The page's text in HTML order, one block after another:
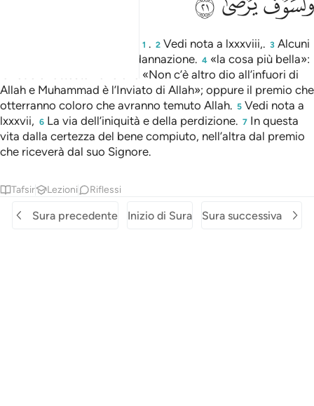
وَلَسَوْفَ يَرْضَىٰ ٢١
1 . 2 Vedi nota a lxxxviii,. 3 Alcuni
tendono al bene, altri alla dannazione. 4 «la cosa più bella»:
la fede e l’attestazione che «Non c’è altro dio all’infuori di
Allah e Muhammad è l’Inviato di Allah»; oppure il premio che
otterranno coloro che avranno temuto Allah. 5 Vedi nota a
lxxxvii, 6 La via dell’iniquità e della perdizione. 7 In questa
vita dalla certezza del bene compiuto, nell’altra dal premio
che riceverà dal suo Signore.
Tafsir Lezioni Riflessi
Sura precedente Inizio di Sura Sura successiva